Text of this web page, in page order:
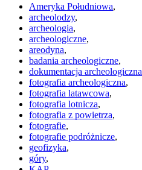
Ameryka Południowa,
archeolodzy,
archeologia,
archeologiczne,
areodyna,
badania archeologiczne,
dokumentacja archeologiczna
fotografia archeologiczna,
fotografia latawcowa,
fotografia lotnicza,
fotografia z powietrza,
fotografie,
fotografie podróżnicze,
geofizyka,
góry,